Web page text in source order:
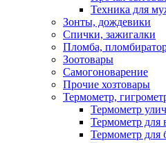
Техника для
Зонты, дождевики
Спички, зажигалки
Пломба,
Зоотовары
Самогоноварение
Прочие хозтовары
Термометр,
Термометр
Термометр для
Термометр для